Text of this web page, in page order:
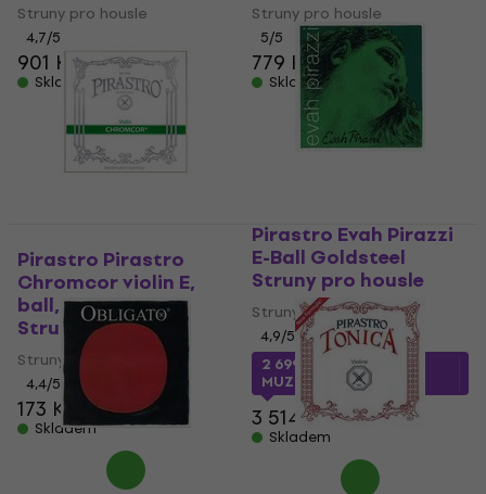
Struny pro housle
4,7/5
901 Kč
Skladem
Struny pro housle
5/5
779 Kč
Skladem
Pirastro Pirastro
Chromcor violin E,
ball, chrome steel
Struny pro housle
Struny pro housle
4,4/5
173 Kč
Skladem
Pirastro Evah Pirazzi
E-Ball Goldsteel
Struny pro housle
Struny pro housle
4,9/5
2 699 Kč
s kódem
MUZMUZ-20
3 514 Kč
Skladem